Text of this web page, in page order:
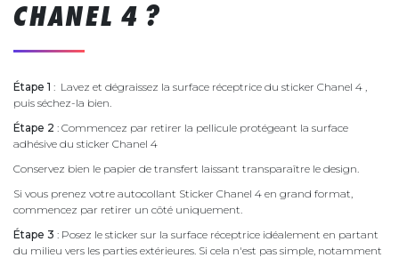
CHANEL 4 ?
Étape 1 : Lavez et dégraissez la surface réceptrice du sticker Chanel 4 ,
puis séchez-la bien.
Étape 2 : Commencez par retirer la pellicule protégeant la surface
adhésive du sticker Chanel 4
Conservez bien le papier de transfert laissant transparaître le design.
Si vous prenez votre autocollant Sticker Chanel 4 en grand format,
commencez par retirer un côté uniquement.
Étape 3 : Posez le sticker sur la surface réceptrice idéalement en partant
du milieu vers les parties extérieures. Si cela n'est pas simple, notamment